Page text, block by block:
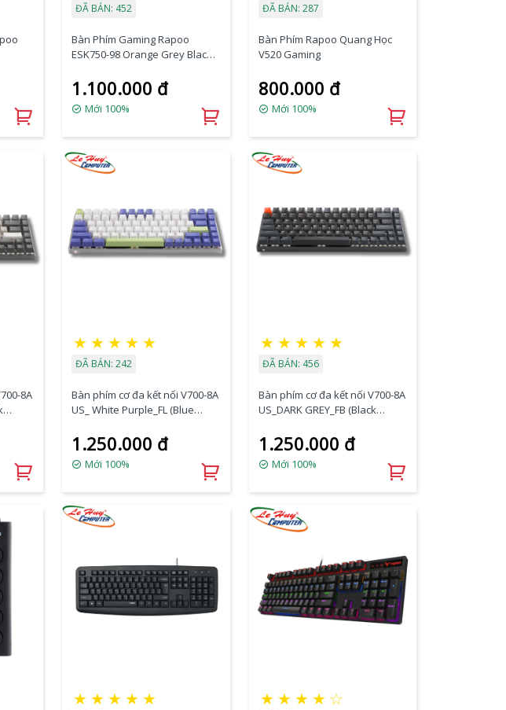
ĐÃ BÁN: 452
Bàn Phím Gaming Rapoo
ESK750-98 Orange Grey Black,
1.100.000 đ
Mới 100%
ĐÃ BÁN: 287
Bàn Phím Rapoo Quang Học
V520 Gaming
800.000 đ
Mới 100%
8A
★ ★ ★ ★ ★
ĐÃ BÁN: 242
Bàn phím cơ đa kết nối V700-8A
US_ White Purple_FL (Blue
1.250.000 đ
Mới 100%
★ ★ ★ ★ ★
ĐÃ BÁN: 456
Bàn phím cơ đa kết nối V700-8A
US_DARK GREY_FB (Black
1.250.000 đ
Mới 100%
★ ★ ★ ★ ★ ★ ★ ★ ★ ☆